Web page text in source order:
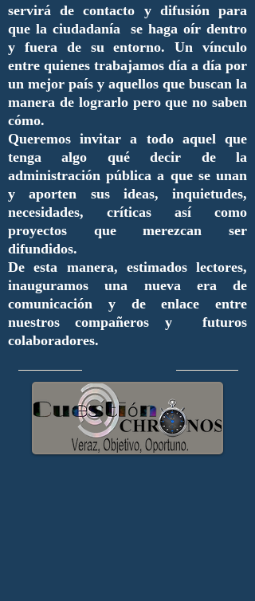
servirá de contacto y difusión para
que la ciudadanía se haga oír dentro
y fuera de su entorno. Un vínculo
entre quienes trabajamos día a día por
un mejor país y aquellos que buscan la
manera de lograrlo pero que no saben
cómo.
Queremos invitar a todo aquel que
tenga algo qué decir de la
administración pública a que se unan
y aporten sus ideas, inquietudes,
necesidades, críticas así como
proyectos que merezcan ser
difundidos.
De esta manera, estimados lectores,
inauguramos una nueva era de
comunicación y de enlace entre
nuestros compañeros y futuros
colaboradores.